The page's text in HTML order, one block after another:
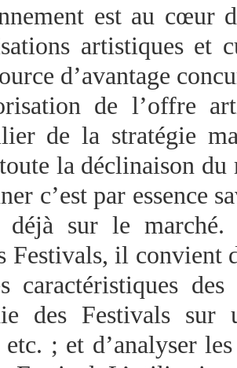
est au cœur
artistiques et
d’avantage
de l’offre
de la stratégie
la déclinaison
c’est par essence
sur le marché.
Festivals, il convient
caractéristiques
des Festivals
etc. ; et d’analyser